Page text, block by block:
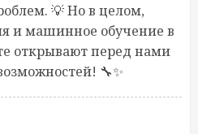
💡 Но в целом,
и машинное обучение в
открывают перед нами
🔧✨